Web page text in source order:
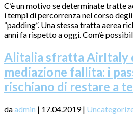
C’è un motivo se determinate tratte
i tempi di percorrenza nel corso degli
“padding”. Una stessa tratta aerea
anni fa rispetto a oggi. Com’è
Alitalia sfratta AirItaly
mediazione fallita: i
rischiano di restare a
daadmin | 17.04.2019|